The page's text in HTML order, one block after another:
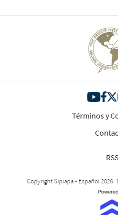
Términos y
RSS
Copyright Sipiapa - Español 2026.